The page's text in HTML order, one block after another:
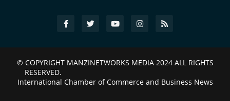
© COPYRIGHT MANZINETWORKS MEDIA 2024ALL RIGHTS
RESERVED.
International Chamber of Commerce and Business News